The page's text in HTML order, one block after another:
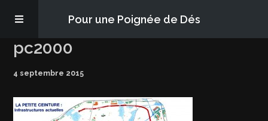
Pour une Poignée de Dés
Les épisodes
pc2000
4 septembre 2015